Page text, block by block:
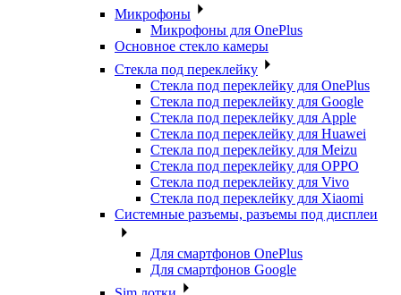
Микрофоны
Микрофоны для OnePlus
Основное стекло камеры
Стекла под переклейку
Стекла под переклейку для OnePlus
Стекла под переклейку для Google
Стекла под переклейку для Apple
Стекла под переклейку для Huawei
Стекла под переклейку для Meizu
Стекла под переклейку для OPPO
Стекла под переклейку для Vivo
Стекла под переклейку для Xiaomi
Системные разъемы, разъемы под дисплеи
Для смартфонов OnePlus
Для смартфонов Google